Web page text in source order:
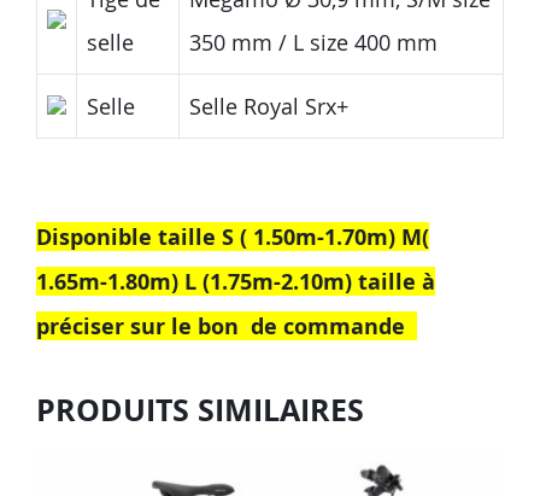
selle
350 mm / L size 400 mm
Selle Selle Royal Srx+
Disponible taille S ( 1.50m-1.70m) M(
1.65m-1.80m) L (1.75m-2.10m) taille à
préciser sur le bon de commande
PRODUITS SIMILAIRES